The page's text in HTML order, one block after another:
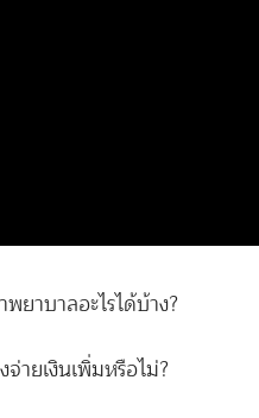
ยาบาลอะไรได้บ้าง?
ายเงินเพิ่มหรือไม่?